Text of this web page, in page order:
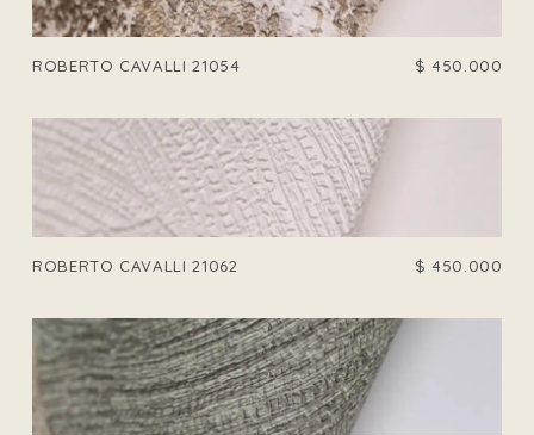
ROBERTO CAVALLI 21054 $ 450.000
ROBERTO CAVALLI 21062 $ 450.000